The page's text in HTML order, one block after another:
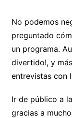
No podemos
preguntado
un programa.
divertido!, y
entrevistas con
Ir de público a
gracias a